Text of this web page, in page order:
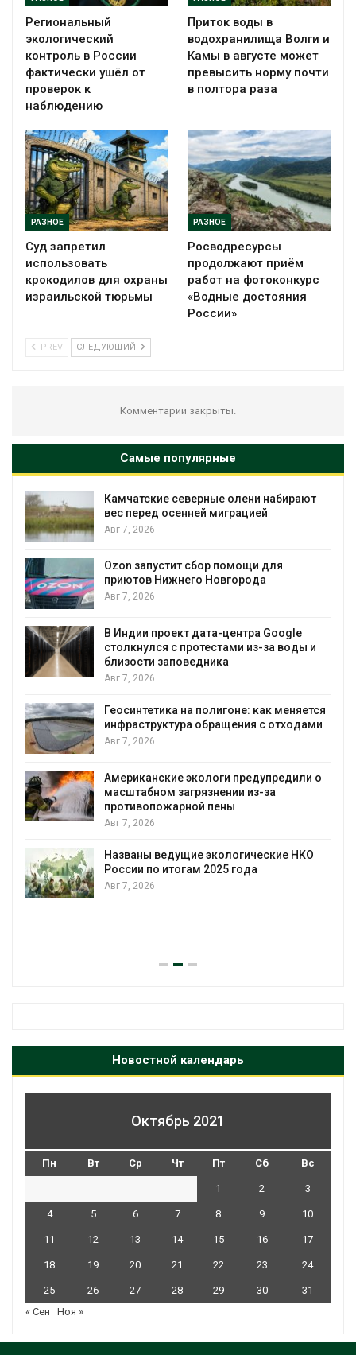
Региональный
экологический
контроль в России
фактически ушёл от
проверок к
наблюдению
Приток воды в
водохранилища Волги и
Камы в августе может
превысить норму почти
в полтора раза
РАЗНОЕ
Суд запретил
использовать
крокодилов для охраны
израильской тюрьмы
РАЗНОЕ
Росводресурсы
продолжают приём
работ на фотоконкурс
«Водные достояния
России»
PREV СЛЕДУЮЩИЙ
Комментарии закрыты.
Самые популярные
Камчатские северные олени набирают
вес перед осенней миграцией
Авг 7, 2026
Ozon запустит сбор помощи для
приютов Нижнего Новгорода
Авг 7, 2026
В Индии проект дата-центра Google
столкнулся с протестами из-за воды и
близости заповедника
Авг 7, 2026
Геосинтетика на полигоне: как меняется
инфраструктура обращения с отходами
Авг 7, 2026
Американские экологи предупредили о
масштабном загрязнении из-за
противопожарной пены
Авг 7, 2026
Названы ведущие экологические НКО
России по итогам 2025 года
Авг 7, 2026
Новостной календарь
Октябрь 2021
Пн Вт Ср Чт Пт Сб Вс
1 2 3
4 5 6 7 8 9 10
11 12 13 14 15 16 17
18 19 20 21 22 23 24
25 26 27 28 29 30
31
« Сен
Ноя »